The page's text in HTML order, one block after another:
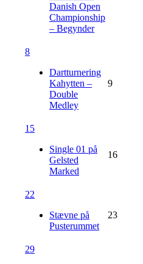
Danish Open
Championship
– Begynder
8
Dartturnering
Kahytten –
Double
Medley
9
15
Single 01 på
Gelsted
Marked
16
22
Stævne på
Pusterummet
23
29